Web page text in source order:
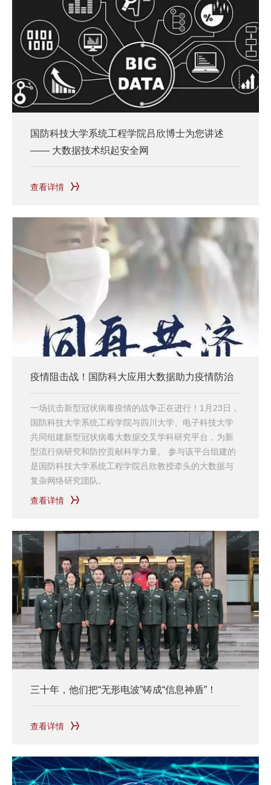
国防科技大学系统工程学院吕欣博士为您讲述
—— 大数据技术织起安全网
查看详情
疫情阻击战！国防科大应用大数据助力疫情防治
一场抗击新型冠状病毒疫情的战争正在进行！1月23日，
国防科技大学系统工程学院与四川大学、电子科技大学
共同组建新型冠状病毒大数据交叉学科研究平台，为新
型流行病研究和防控贡献科学力量。 参与该平台组建的
是国防科技大学系统工程学院吕欣教授牵头的大数据与
复杂网络研究团队。
查看详情
三十年，他们把“无形电波”铸成“信息神盾”！
查看详情